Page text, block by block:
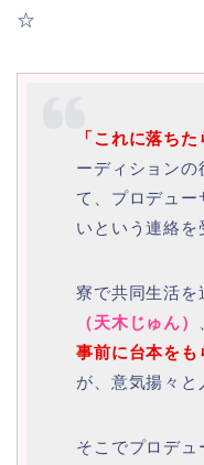
☆
「これに落ち
ーディションの
て、プロデュー
いという連絡を
寮で共同生活を
（天木じゅん）
事前に台本をも
が、意気揚々と
そこでプロデュ